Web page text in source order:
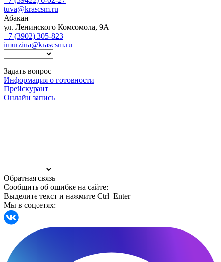
tuva@krascsm.ru
Абакан
ул. Ленинского Комсомола, 9А
+7 (3902) 305-823
imurzina@krascsm.ru
Задать вопрос
Информация о готовности
Прейскурант
Онлайн запись
Обратная связь
Сообщить об ошибке на сайте:
Выделите текст и нажмите Ctrl+Enter
Мы в соцсетях: